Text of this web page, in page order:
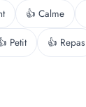
👍 Calme
Petit 👍 Repas